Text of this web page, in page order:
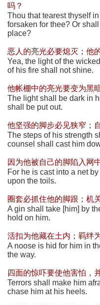
吗？
Thou that tearest thyself
forsaken for thee? Or
place?
恶人的亮光必要熄灭；他
Yea, the light of the
of his fire shall not shine.
他帐棚中的亮光要变为黑
The light shall be dark in
shall be put out.
他坚强的脚步必见狭窄；
The steps of his strength
counsel shall cast him
因为他被自己的脚陷入网
For he is cast into a net
upon the toils.
圈套必抓住他的脚跟；机
A gin shall take [him] by
hold on him.
活扣为他藏在土内；羁绊
A noose is hid for him in
the way.
四面的惊吓要使他害怕，
Terrors shall make him
chase him at his heels.